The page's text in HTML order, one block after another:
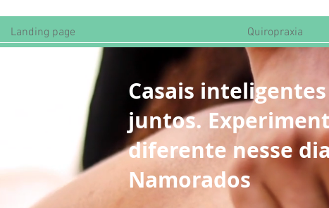
Landing page Quiropraxia
Casais
juntos.
diferente nesse
Namorados